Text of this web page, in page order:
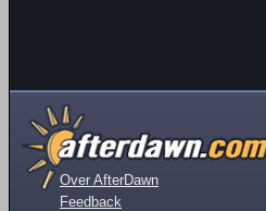
Over AfterDawn
Feedback